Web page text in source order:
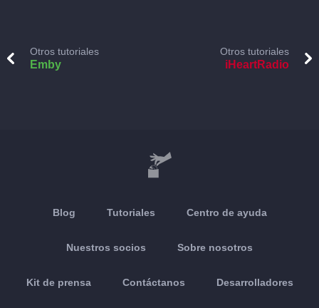
Otros tutoriales
Emby
Otros tutoriales
iHeartRadio
Blog Tutoriales Centro de ayuda
Nuestros socios Sobre nosotros
Kit de prensa Contáctanos Desarrolladores